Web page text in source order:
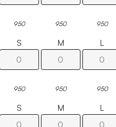
950 950 950
S
950
M
950
L
950
S M L